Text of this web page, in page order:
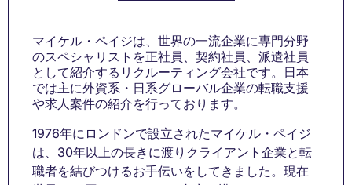
マイケル・ペイジは、世界の一流企業に専門分野
のスペシャリストを正社員、契約社員、派遣社員
として紹介するリクルーティング会社です。日本
では主に外資系・日系グローバル企業の転職支援
や求人案件の紹介を行っております。
1976年にロンドンで設立されたマイケル・ペイジ
は、30年以上の長きに渡りクライアント企業と転
職者を結びつけるお手伝いをしてきました。現在